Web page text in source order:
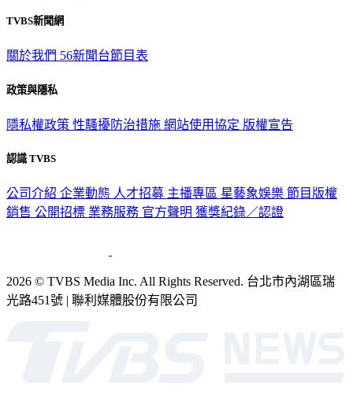
TVBS新聞網
關於我們 56新聞台節目表
政策與隱私
隱私權政策 性騷擾防治措施 網站使用協定 版權宣告
認識 TVBS
公司介紹 企業動態 人才招募 主播專區 星藝象娛樂 節目版權
銷售 公開招標 業務服務 官方聲明 獲獎紀錄／認證
2026 © TVBS Media Inc. All Rights Reserved. 台北市內湖區瑞
光路451號 | 聯利媒體股份有限公司